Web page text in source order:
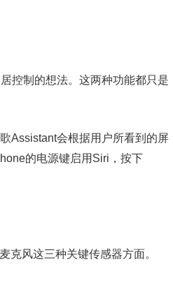
控制的想法。这两种功能都只是
Assistant会根据用户所看到的屏
的电源键启用Siri，按下
克风这三种关键传感器方面。